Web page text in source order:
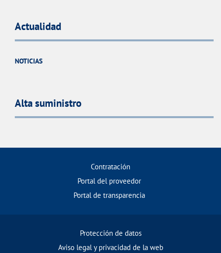
Actualidad
NOTICIAS
Alta suministro
Contratación
Portal del proveedor
Portal de transparencia
Protección de datos
Aviso legal y privacidad de la web